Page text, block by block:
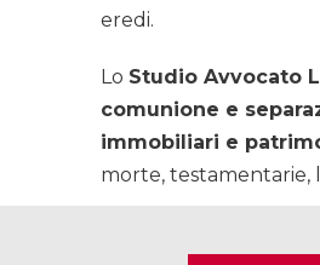
eredi.
Lo Studio Avvocato
comunione e
immobiliari e
morte, testamentarie,